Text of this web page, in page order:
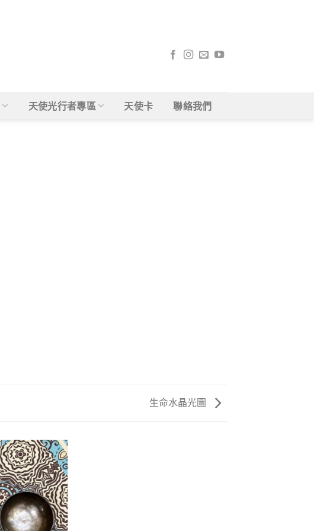
天使光行者專區 天使卡 聯絡我們
生命水晶光圖